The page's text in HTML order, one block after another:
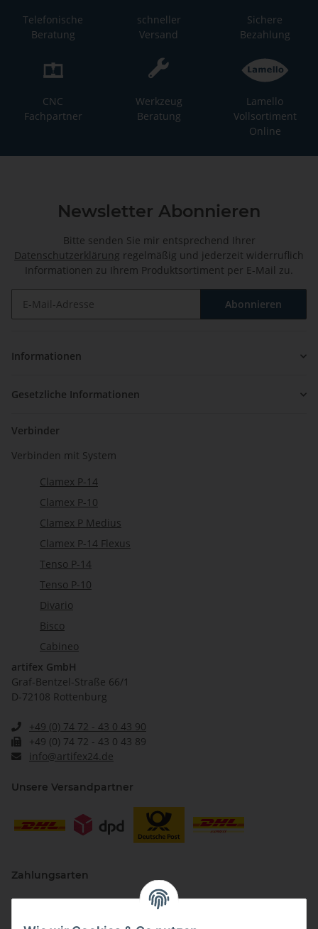
Telefonische
Beratung
schneller
Versand
Sichere
Bezahlung
CNC
Fachpartner
Werkzeug
Beratung
Lamello
Vollsortiment
Online
Newsletter Abonnieren
Bitte senden Sie mir entsprechend Ihrer
Datenschutzerklärung regelmäßig und jederzeit widerruflich
Informationen zu Ihrem Produktsortiment per E-Mail zu.
Abonnieren
Informationen
Gesetzliche Informationen
Verbinder
Verbinden mit System
Clamex P-14
Clamex P-10
Clamex P Medius
Clamex P-14 Flexus
Tenso P-14
Tenso P-10
Divario
Bisco
Cabineo
artifex GmbH
Graf-Bentzel-Straße 66/1
D-72108 Rottenburg
+49 (0) 74 72 - 43 0 43 90
+49 (0) 74 72 - 43 0 43 89
info@artifex24.de
Unsere Versandpartner
Zahlungsarten